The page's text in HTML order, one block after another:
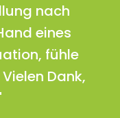
nach
eines
fühle
Dank,